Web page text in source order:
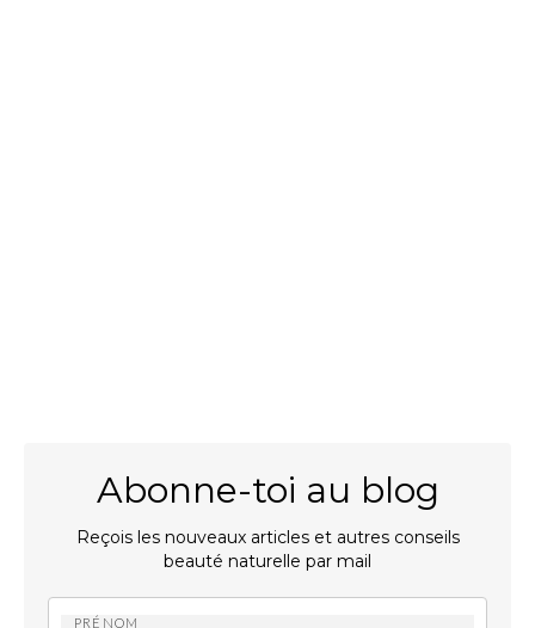
Abonne-toi au blog
Reçois les nouveaux articles et autres conseils
beauté naturelle par mail